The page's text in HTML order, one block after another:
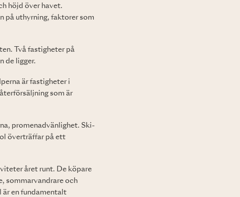
höjd över havet.
på uthyrning, faktorer som
Två fastigheter på
de ligger.
är fastigheter i
som är
promenadvänlighet. Ski-
överträffar på ett
året runt. De köpare
sommarvandrare och
är en fundamentalt